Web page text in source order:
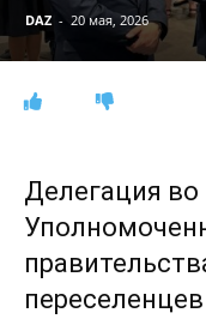
DAZ - 20 мая, 2026
Делегация во